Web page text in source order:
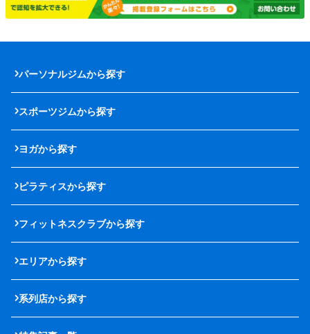
パーソナルジムから探す
スポーツジムから探す
ヨガから探す
ピラティスから探す
フィットネスクラブから探す
エリアから探す
系列店から探す